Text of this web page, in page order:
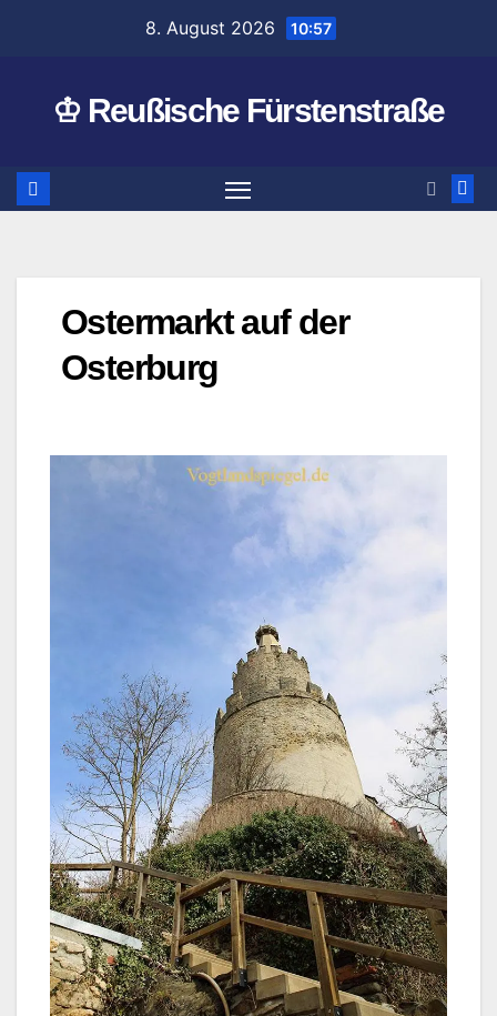
8. August 2026 10:57
♔ Reußische Fürstenstraße
Ostermarkt auf der
Osterburg